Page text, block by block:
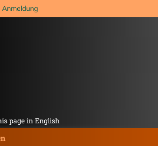
Anmeldung
page in English